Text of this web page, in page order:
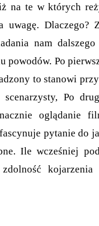
na te w których
uwagę. Dlaczego?
nam
powodów. Po
to stanowi
Po
oglądanie
pytanie do
Ile wcześniej